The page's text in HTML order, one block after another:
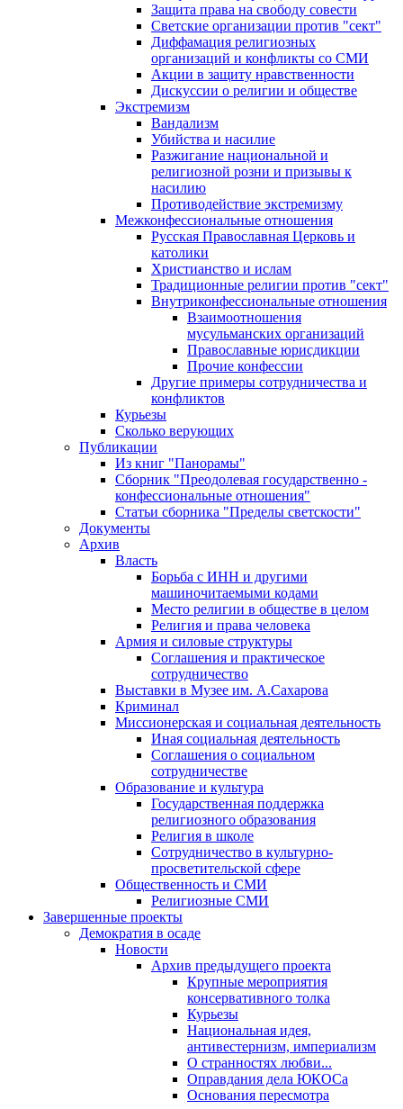
Защита права на свободу совести
Светские организации против "сект"
Диффамация религиозных
организаций и конфликты со СМИ
Акции в защиту нравственности
Дискуссии о религии и обществе
Экстремизм
Вандализм
Убийства и насилие
Разжигание национальной и
религиозной розни и призывы к
насилию
Противодействие экстремизму
Межконфессиональные отношения
Русская Православная Церковь и
католики
Христианство и ислам
Традиционные религии против "сект"
Внутриконфессиональные отношения
Взаимоотношения
мусульманских организаций
Православные юрисдикции
Прочие конфессии
Другие примеры сотрудничества и
конфликтов
Курьезы
Сколько верующих
Публикации
Из книг "Панорамы"
Сборник "Преодолевая государственно -
конфессиональные отношения"
Статьи сборника "Пределы светскости"
Документы
Архив
Власть
Борьба с ИНН и другими
машиночитаемыми кодами
Место религии в обществе в целом
Религия и права человека
Армия и силовые структуры
Соглашения и практическое
сотрудничество
Выставки в Музее им. А.Сахарова
Криминал
Миссионерская и социальная деятельность
Иная социальная деятельность
Соглашения о социальном
сотрудничестве
Образование и культура
Государственная поддержка
религиозного образования
Религия в школе
Сотрудничество в культурно-
просветительской сфере
Общественность и СМИ
Религиозные СМИ
Завершенные проекты
Демократия в осаде
Новости
Архив предыдущего проекта
Крупные мероприятия
консервативного толка
Курьезы
Национальная идея,
антивестернизм, империализм
О странностях любви...
Оправдания дела ЮКОСа
Основания пересмотра